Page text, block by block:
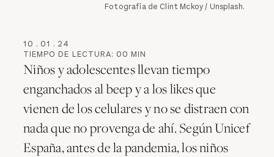
Fotografía de Clint Mckoy / Unsplash.
10 . 01 . 24
TIEMPO DE LECTURA: 00 MIN
Niños y adolescentes llevan tiempo
enganchados al beep y a los likes que
vienen de los celulares y no se distraen con
nada que no provenga de ahí. Según Unicef
España, antes de la pandemia, los niños